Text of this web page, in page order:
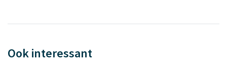
Ook interessant